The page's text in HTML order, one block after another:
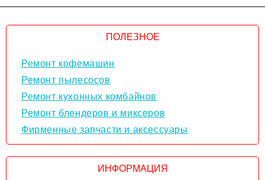
ПОЛЕЗНОЕ
Ремонт кофемашин
Ремонт пылесосов
Ремонт кухонных комбайнов
Ремонт блендеров и миксеров
Фирменные запчасти и аксессуары
ИНФОРМАЦИЯ